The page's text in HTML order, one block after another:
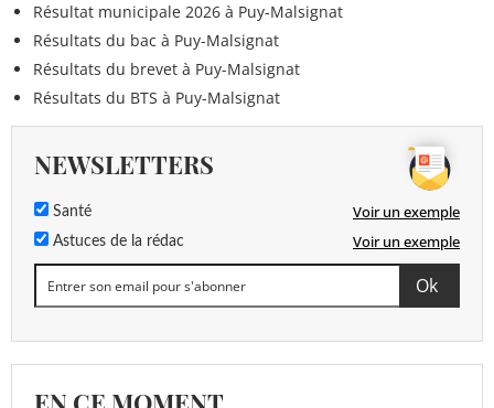
Résultat municipale 2026 à Puy-Malsignat
Résultats du bac à Puy-Malsignat
Résultats du brevet à Puy-Malsignat
Résultats du BTS à Puy-Malsignat
NEWSLETTERS
Santé Voir un exemple
Astuces de la rédac Voir un exemple